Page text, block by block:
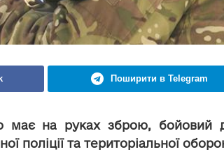
Поширити в Telegram
має на руках зброю, бойовий
поліції та територіальної